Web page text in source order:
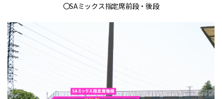
〇SAミックス指定席前段・後段